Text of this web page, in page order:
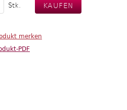
Stk.
PDF